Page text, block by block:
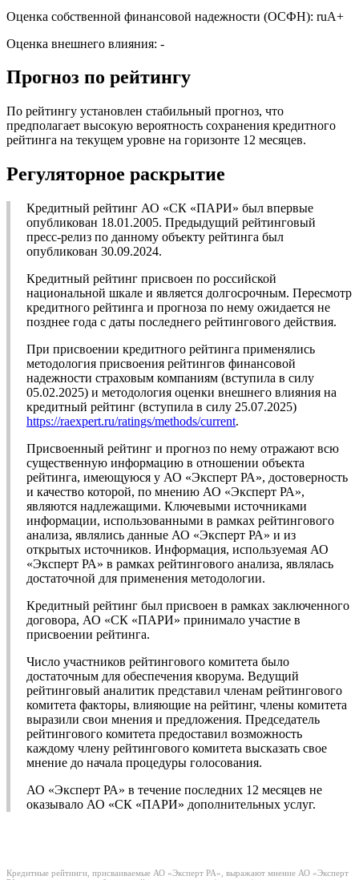
Оценка собственной финансовой надежности (ОСФН): ruA+
Оценка внешнего влияния: -
Прогноз по рейтингу
По рейтингу установлен стабильный прогноз, что
предполагает высокую вероятность сохранения кредитного
рейтинга на текущем уровне на горизонте 12 месяцев.
Регуляторное раскрытие
Кредитный рейтинг АО «СК «ПАРИ» был впервые
опубликован 18.01.2005. Предыдущий рейтинговый
пресс-релиз по данному объекту рейтинга был
опубликован 30.09.2024.
Кредитный рейтинг присвоен по российской
национальной шкале и является долгосрочным. Пересмотр
кредитного рейтинга и прогноза по нему ожидается не
позднее года с даты последнего рейтингового действия.
При присвоении кредитного рейтинга применялись
методология присвоения рейтингов финансовой
надежности страховым компаниям (вступила в силу
05.02.2025) и методология оценки внешнего влияния на
кредитный рейтинг (вступила в силу 25.07.2025)
https://raexpert.ru/ratings/methods/current.
Присвоенный рейтинг и прогноз по нему отражают всю
существенную информацию в отношении объекта
рейтинга, имеющуюся у АО «Эксперт РА», достоверность
и качество которой, по мнению АО «Эксперт РА»,
являются надлежащими. Ключевыми источниками
информации, использованными в рамках рейтингового
анализа, являлись данные АО «Эксперт РА» и из
открытых источников. Информация, используемая АО
«Эксперт РА» в рамках рейтингового анализа, являлась
достаточной для применения методологии.
Кредитный рейтинг был присвоен в рамках заключенного
договора, АО «СК «ПАРИ» принимало участие в
присвоении рейтинга.
Число участников рейтингового комитета было
достаточным для обеспечения кворума. Ведущий
рейтинговый аналитик представил членам рейтингового
комитета факторы, влияющие на рейтинг, члены комитета
выразили свои мнения и предложения. Председатель
рейтингового комитета предоставил возможность
каждому члену рейтингового комитета высказать свое
мнение до начала процедуры голосования.
АО «Эксперт РА» в течение последних 12 месяцев не
оказывало АО «СК «ПАРИ» дополнительных услуг.
Кредитные рейтинги, присваиваемые АО «Эксперт РА», выражают мнение АО «Эксперт